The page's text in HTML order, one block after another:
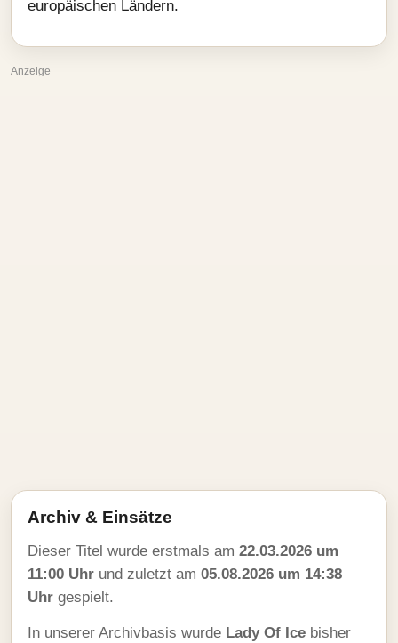
europäischen Ländern.
Anzeige
Archiv & Einsätze
Dieser Titel wurde erstmals am 22.03.2026 um
11:00 Uhr und zuletzt am 05.08.2026 um 14:38
Uhr gespielt.
In unserer Archivbasis wurde Lady Of Ice bisher